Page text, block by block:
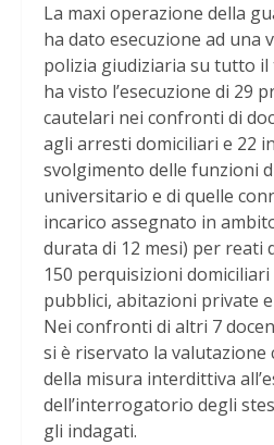
La maxi operazione della
ha dato esecuzione ad una
polizia giudiziaria su tutto
ha visto l’esecuzione di 29
cautelari nei confronti di
agli arresti domiciliari e 22
svolgimento delle funzioni
universitario e di quelle
incarico assegnato in
durata di 12 mesi) per reati
150 perquisizioni
pubblici, abitazioni private
Nei confronti di altri 7
si è riservato la valutazione
della misura interdittiva
dell’interrogatorio degli
gli indagati.